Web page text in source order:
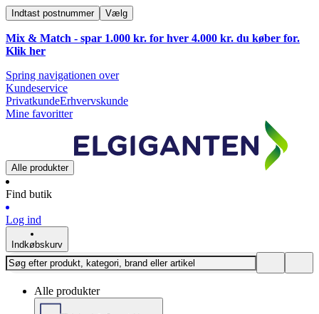
Indtast postnummer Vælg
Mix & Match - spar 1.000 kr. for hver 4.000 kr. du køber for.
Klik her
Spring navigationen over
Kundeservice
PrivatkundeErhvervskunde
Mine favoritter
Alle produkter
Find butik
Log ind
Indkøbskurv
Alle produkter